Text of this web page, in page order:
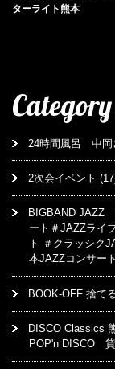
ターライト熊本
Category
24時間風呂 中岡
2次会イベント
BIGBAND
ート＃JAZZライ
ト ＃クラッシ
本JAZZコンサート
BOOK-OFF 捨て
DISCO
POP'n DISCO